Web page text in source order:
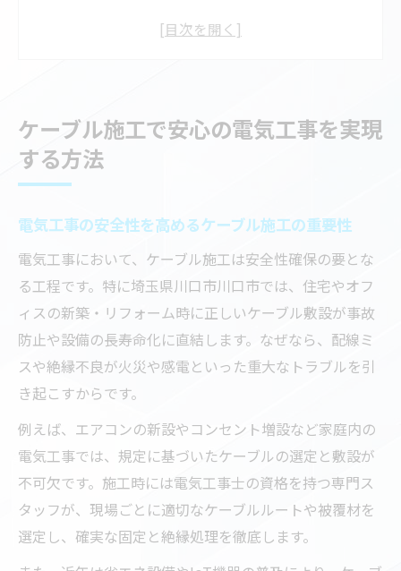
信頼できる電気工事業者の特徴と選び方
とは
特別高圧工事に必要なケーブル技術を解説
電気工事で失敗しないためのケーブル選定
基準
施工内容に合わせた最適なケーブル工事と
は
特高工事にも役立つケーブルの種類と特徴
電気工事業者に相談したいケーブルの選択
方法
特別高圧工事会社が推奨するケーブルの安
全性
地域密着型の電気工事が川口市で信頼される理
由
地域密着型電気工事が安心感を生む理由
ケーブル施工で安心の電気工事を実現
する方法
電気工事の安全性を高めるケーブル施工の重要性
電気工事において、ケーブル施工は安全性確保の要とな
る工程です。特に埼玉県川口市川口市では、住宅やオフ
ィスの新築・リフォーム時に正しいケーブル敷設が事故
防止や設備の長寿命化に直結します。なぜなら、配線ミ
スや絶縁不良が火災や感電といった重大なトラブルを引
き起こすからです。
例えば、エアコンの新設やコンセント増設など家庭内の
電気工事では、規定に基づいたケーブルの選定と敷設が
不可欠です。施工時には電気工事士の資格を持つ専門ス
タッフが、現場ごとに適切なケーブルルートや被覆材を
選定し、確実な固定と絶縁処理を徹底します。